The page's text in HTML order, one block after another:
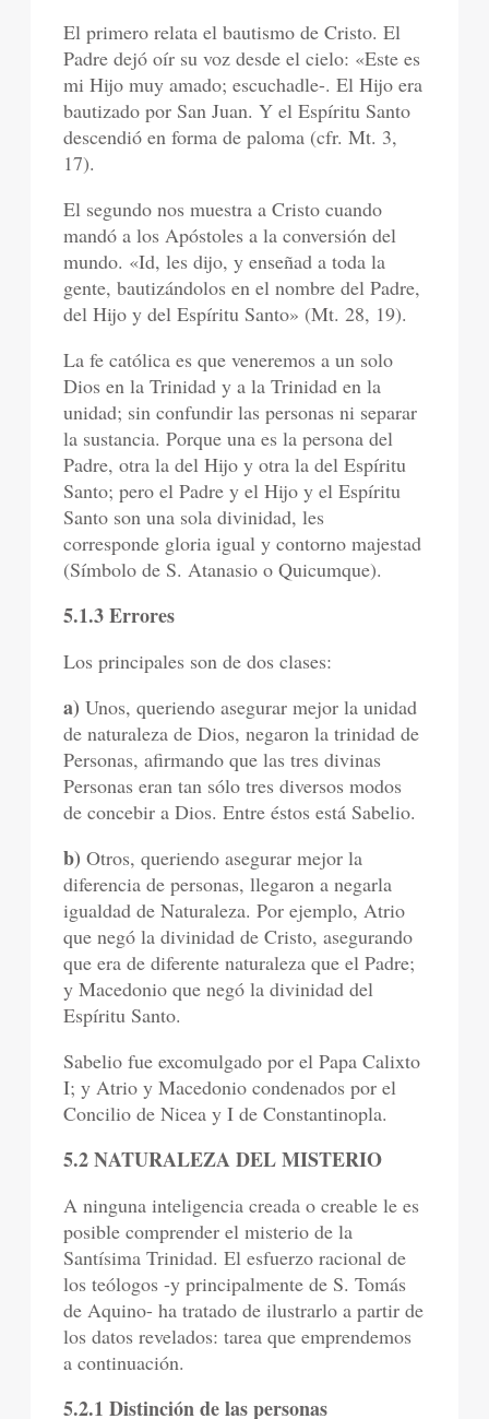
El primero relata el bautismo de Cristo. El
Padre dejó oír su voz desde el cielo: «Este es
mi Hijo muy amado; escuchadle-. El Hijo era
bautizado por San Juan. Y el Espíritu Santo
descendió en forma de paloma (cfr. Mt. 3,
17).
El segundo nos muestra a Cristo cuando
mandó a los Apóstoles a la conversión del
mundo. «Id, les dijo, y enseñad a toda la
gente, bautizándolos en el nombre del Padre,
del Hijo y del Espíritu Santo» (Mt. 28, 19).
La fe católica es que veneremos a un solo
Dios en la Trinidad y a la Trinidad en la
unidad; sin confundir las personas ni separar
la sustancia. Porque una es la persona del
Padre, otra la del Hijo y otra la del Espíritu
Santo; pero el Padre y el Hijo y el Espíritu
Santo son una sola divinidad, les
corresponde gloria igual y contorno majestad
(Símbolo de S. Atanasio o Quicumque).
5.1.3 Errores
Los principales son de dos clases:
a)Unos, queriendo asegurar mejor la unidad
de naturaleza de Dios, negaron la trinidad de
Personas, afirmando que las tres divinas
Personas eran tan sólo tres diversos modos
de concebir a Dios. Entre éstos está Sabelio.
b)Otros, queriendo asegurar mejor la
diferencia de personas, llegaron a negarla
igualdad de Naturaleza. Por ejemplo, Atrio
que negó la divinidad de Cristo, asegurando
que era de diferente naturaleza que el Padre;
y Macedonio que negó la divinidad del
Espíritu Santo.
Sabelio fue excomulgado por el Papa Calixto
I; y Atrio y Macedonio condenados por el
Concilio de Nicea y I de Constantinopla.
5.2 NATURALEZA DEL MISTERIO
A ninguna inteligencia creada o creable le es
posible comprender el misterio de la
Santísima Trinidad. El esfuerzo racional de
los teólogos -y principalmente de S. Tomás
de Aquino- ha tratado de ilustrarlo a partir de
los datos revelados: tarea que emprendemos
a continuación.
5.2.1 Distinción de las personas